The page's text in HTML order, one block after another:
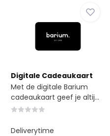
Digitale Cadeaukaart
Met de digitale Barium
cadeaukaart geef je altij...
Deliverytime